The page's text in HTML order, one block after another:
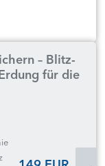
– Blitz-
für die